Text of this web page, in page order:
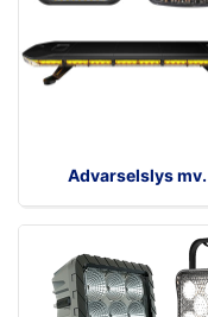
Advarselslys mv.